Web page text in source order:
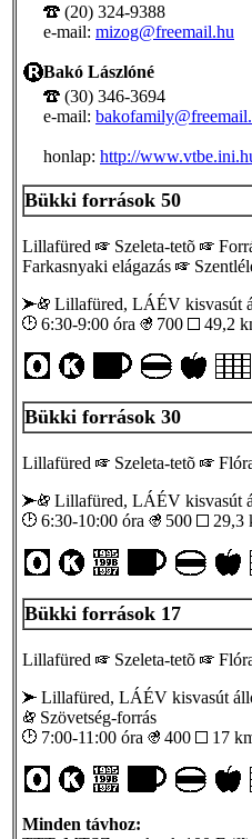
(20) 324-9388
e-mail: mizog@freemail.hu
Bakó Lászlóné
(30) 346-3694
e-mail:
honlap: http://
Bükki források 50
Lillafüred Szeleta-tetõ
Farkasnyaki elágazás
Lillafüred, LÁÉV kisvasút
6:30-9:00 óra
700 49,2
Bükki források 30
Lillafüred Szeleta-tetõ
Lillafüred, LÁÉV kisvasút
6:30-10:00 óra
500 29,3
Bükki források 17
Lillafüred Szeleta-tetõ
Lillafüred, LÁÉV kisvasút
Szövetség-forrás
7:00-11:00 óra
400 17
Minden távhoz: